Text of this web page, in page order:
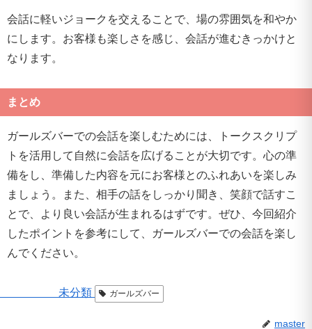
会話に軽いジョークを交えることで、場の雰囲気を和やか
にします。お客様も楽しさを感じ、会話が進むきっかけと
なります。
まとめ
ガールズバーでの会話を楽しむためには、トークスクリプ
トを活用して自然に会話を広げることが大切です。心の準
備をし、準備した内容を元にお客様とのふれあいを楽しみ
ましょう。また、相手の話をしっかり聞き、笑顔で話すこ
とで、より良い会話が生まれるはずです。ぜひ、今回紹介
したポイントを参考にして、ガールズバーでの会話を楽し
んでください。
未分類 ガールズバー
master